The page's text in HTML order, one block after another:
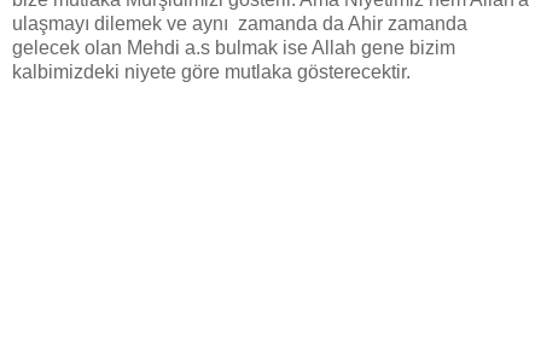
ulaşmayı dilemek ve aynı zamanda da Ahir zamanda
gelecek olan Mehdi a.s bulmak ise Allah gene bizim
kalbimizdeki niyete göre mutlaka gösterecektir.